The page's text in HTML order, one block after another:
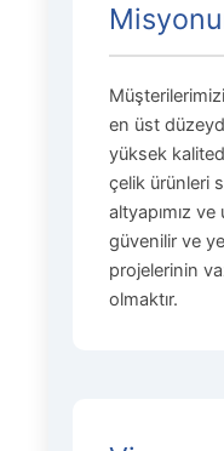
en üst
yüksek
çelik ürünleri
altyapımız ve
güvenilir ve
projelerinin
olmaktır.